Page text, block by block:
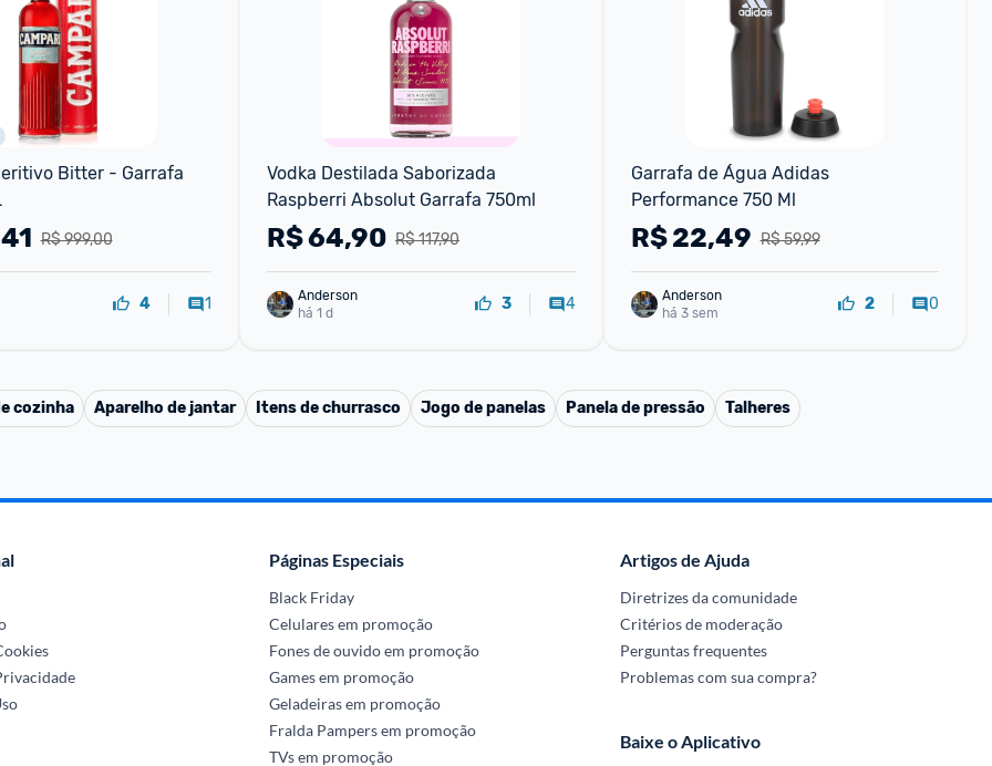
Bitter - Garrafa
R$ 999,00
4 1
Vodka Destilada Saborizada
Raspberri Absolut Garrafa 750ml
R$ 117,90
R$64,90
Anderson
há 1 d
3 4
Garrafa de Água Adidas
Performance 750 Ml
R$ 59,99
R$22,49
Anderson
há 3 sem
2 0
cozinha Aparelho de jantar Itens de churrasco Jogo de panelas Panela de pressão Talheres
Páginas Especiais
Black Friday
Celulares em promoção
Fones de ouvido em promoção
Games em promoção
Geladeiras em promoção
Fralda Pampers em promoção
TVs em promoção
Artigos de Ajuda
Diretrizes da comunidade
Critérios de moderação
Perguntas frequentes
Problemas com sua compra?
Baixe o Aplicativo